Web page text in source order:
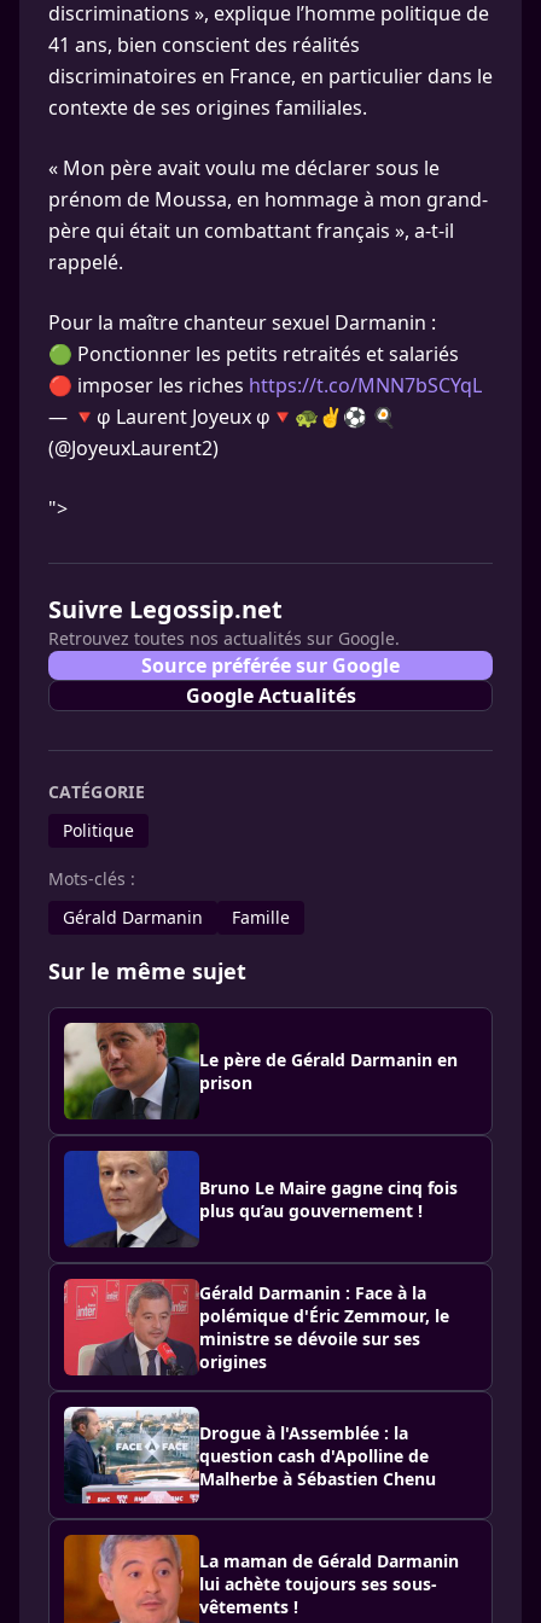
discriminations », explique l’homme politique de
41 ans, bien conscient des réalités
discriminatoires en France, en particulier dans le
contexte de ses origines familiales.
« Mon père avait voulu me déclarer sous le
prénom de Moussa, en hommage à mon grand-
père qui était un combattant français », a-t-il
rappelé.
Pour la maître chanteur sexuel Darmanin :
🟢 Ponctionner les petits retraités et salariés
🔴 imposer les riches https://t.co/MNN7bSCYqL
— 🔻φ Laurent Joyeux φ🔻🐢✌⚽️ 🍳
(@JoyeuxLaurent2)
">
Suivre Legossip.net
Retrouvez toutes nos actualités sur Google.
Source préférée sur Google
Google Actualités
CATÉGORIE
Politique
Mots-clés :
Gérald Darmanin
Famille
Sur le même sujet
Le père de Gérald Darmanin en
prison
Bruno Le Maire gagne cinq fois
plus qu’au gouvernement !
Gérald Darmanin : Face à la
polémique d'Éric Zemmour, le
ministre se dévoile sur ses
origines
Drogue à l'Assemblée : la
question cash d'Apolline de
Malherbe à Sébastien Chenu
La maman de Gérald Darmanin
lui achète toujours ses sous-
vêtements !